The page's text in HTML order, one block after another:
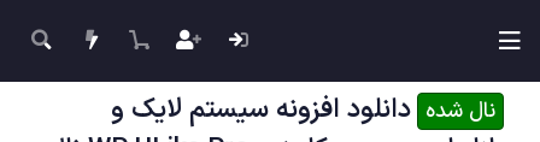
نال شده دانلود افزونه سیستم لایک و